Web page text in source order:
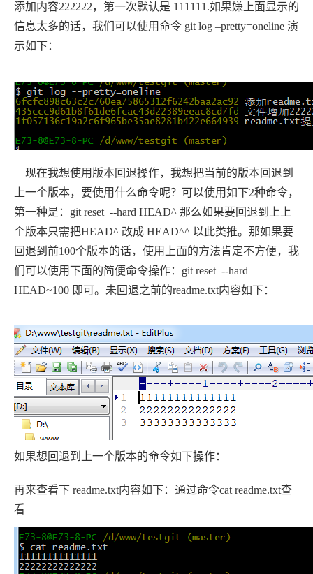
添加内容222222，第一次默认是 111111.如果嫌上面显示的
信息太多的话，我们可以使用命令 git log –pretty=oneline 演
示如下：
现在我想使用版本回退操作，我想把当前的版本回退到
上一个版本，要使用什么命令呢？可以使用如下2种命令，
第一种是：git reset --hard HEAD^ 那么如果要回退到上上
个版本只需把HEAD^ 改成 HEAD^^ 以此类推。那如果要
回退到前100个版本的话，使用上面的方法肯定不方便，我
们可以使用下面的简便命令操作：git reset --hard
HEAD~100 即可。未回退之前的readme.txt内容如下：
如果想回退到上一个版本的命令如下操作：
再来查看下 readme.txt内容如下：通过命令cat readme.txt查
看